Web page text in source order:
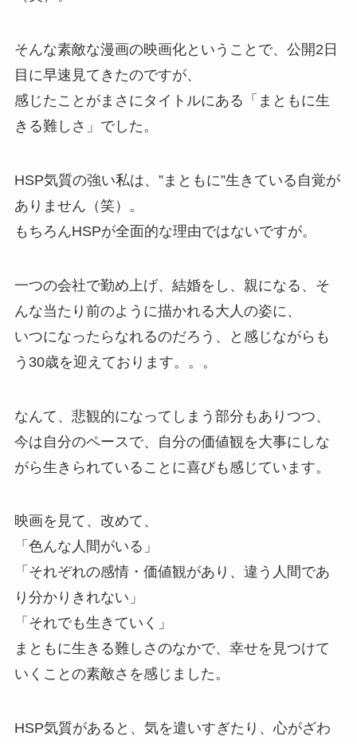
そんな素敵な漫画の映画化ということで、公開2日
目に早速見てきたのですが、
感じたことがまさにタイトルにある「まともに生
きる難しさ」でした。
HSP気質の強い私は、”まともに”生きている自覚が
ありません（笑）。
もちろんHSPが全面的な理由ではないですが。
一つの会社で勤め上げ、結婚をし、親になる、そ
んな当たり前のように描かれる大人の姿に、
いつになったらなれるのだろう、と感じながらも
う30歳を迎えております。。。
なんて、悲観的になってしまう部分もありつつ、
今は自分のペースで、自分の価値観を大事にしな
がら生きられていることに喜びも感じています。
映画を見て、改めて、
「色んな人間がいる」
「それぞれの感情・価値観があり、違う人間であ
り分かりきれない」
「それでも生きていく」
まともに生きる難しさのなかで、幸せを見つけて
いくことの素敵さを感じました。
HSP気質があると、気を遣いすぎたり、心がざわ